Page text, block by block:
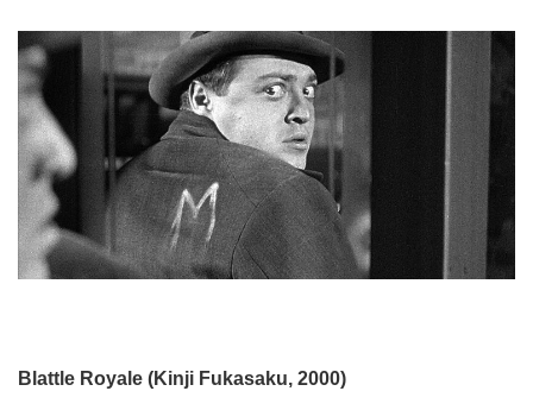
Blattle Royale (Kinji Fukasaku, 2000)